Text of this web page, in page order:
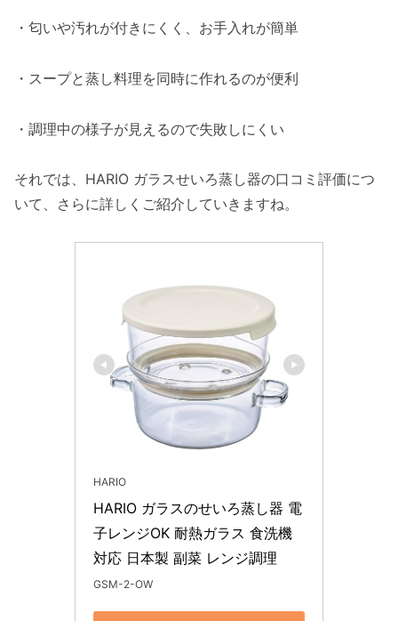
・匂いや汚れが付きにくく、お手入れが簡単
・スープと蒸し料理を同時に作れるのが便利
・調理中の様子が見えるので失敗しにくい
それでは、HARIO ガラスせいろ蒸し器の口コミ評価につ
いて、さらに詳しくご紹介していきますね。
HARIO
HARIO ガラスのせいろ蒸し器 電
子レンジOK 耐熱ガラス 食洗機
対応 日本製 副菜 レンジ調理
GSM-2-OW